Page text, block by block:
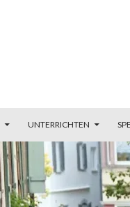
UNTERRICHTEN